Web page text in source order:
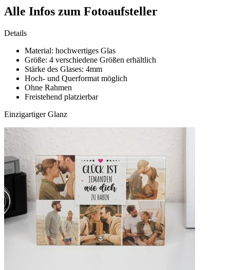
Alle Infos zum Fotoaufsteller
Details
Material: hochwertiges Glas
Größe: 4 verschiedene Größen erhältlich
Stärke des Glases: 4mm
Hoch- und Querformat möglich
Ohne Rahmen
Freistehend platzierbar
Einzigartiger Glanz